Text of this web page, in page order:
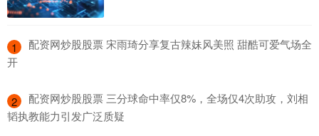
1
​配资网炒股股票 宋雨琦分享复古辣妹风美照 甜酷可爱气场全
开
2
​配资网炒股股票 三分球命中率仅8%，全场仅4次助攻，刘相
韬执教能力引发广泛质疑